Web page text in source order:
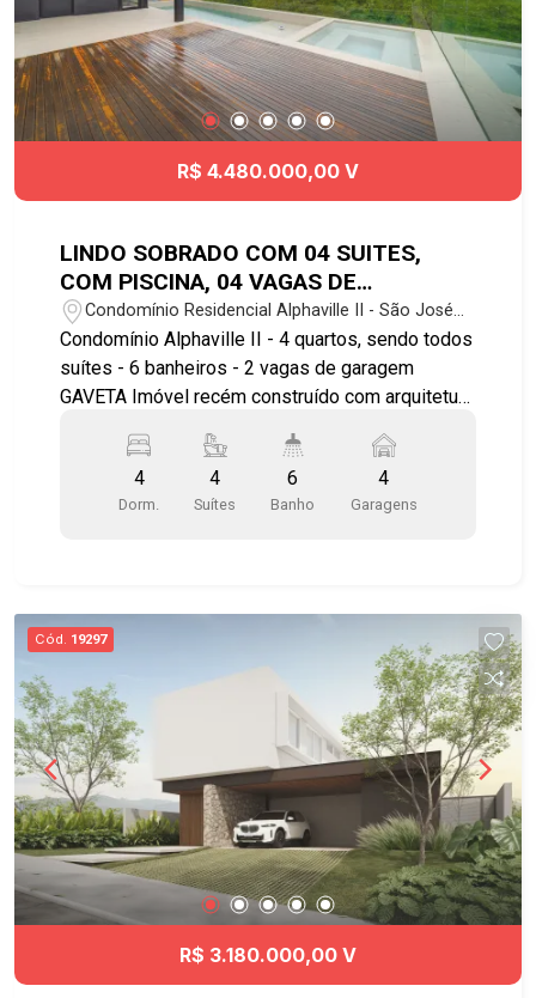
agende a sua visita! #imobiliaria
#geraçãoimóveis #terrenovenda #SJC
#terrasalpha #condominiofechado #urbanova
R$ 4.480.000,00 V
LINDO SOBRADO COM 04 SUITES,
COM PISCINA, 04 VAGAS DE
GARAGEM, RECÉM CONSTRUÍDA NO
CONDOMINIO ALPHAVILLE II
Condomínio Residencial Alphaville II - São José
dos Campos/SP
Condomínio Alphaville II - 4 quartos, sendo todos
suítes - 6 banheiros - 2 vagas de garagem
GAVETA Imóvel recém construído com arquitetura
com sala de jantar e a churrasqueira; - Piscina e
jardim; - Suíte master com banheira, cuba dupla
para o casal; - Quartos no piso superior; -
Bicicletário - Portaria e segurança 24 hs Próximo
de parques e praças Localizado próximo a
universidade Univap Agende já sua visita!!
4
Dorm.
4
Suítes
6
Banho
4
Garagens
Cód. 19297
R$ 3.180.000,00 V